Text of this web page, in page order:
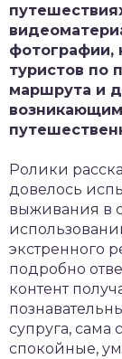
фотографии,
туристов по
маршрута и
Ролики
довелось
выживания в
экстренного
подробно
контент
супруга, сама
спокойные,